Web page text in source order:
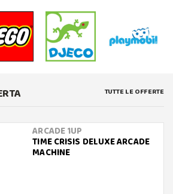
TUTTE LE OFFERTE
ARCADE 1UP
TIME CRISIS DELUXE ARCADE
MACHINE